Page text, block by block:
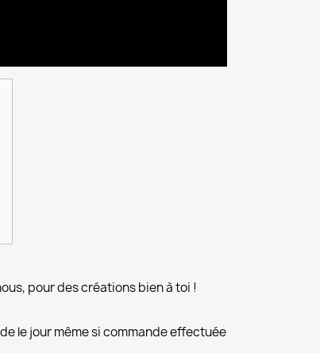
pour des créations bien à toi !
le jour même si commande effectuée